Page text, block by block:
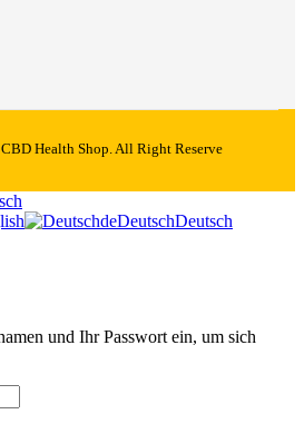
Health Shop. All Right Reserve
deDeutschDeutsch
und Ihr Passwort ein, um sich